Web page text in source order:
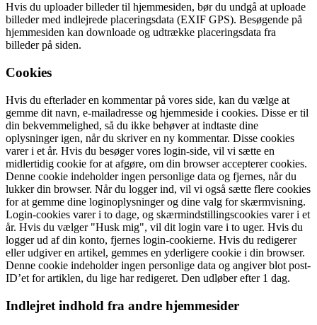
Hvis du uploader billeder til hjemmesiden, bør du undgå at uploade
billeder med indlejrede placeringsdata (EXIF GPS). Besøgende på
hjemmesiden kan downloade og udtrække placeringsdata fra
billeder på siden.
Cookies
Hvis du efterlader en kommentar på vores side, kan du vælge at
gemme dit navn, e-mailadresse og hjemmeside i cookies. Disse er til
din bekvemmelighed, så du ikke behøver at indtaste dine
oplysninger igen, når du skriver en ny kommentar. Disse cookies
varer i et år. Hvis du besøger vores login-side, vil vi sætte en
midlertidig cookie for at afgøre, om din browser accepterer cookies.
Denne cookie indeholder ingen personlige data og fjernes, når du
lukker din browser. Når du logger ind, vil vi også sætte flere cookies
for at gemme dine loginoplysninger og dine valg for skærmvisning.
Login-cookies varer i to dage, og skærmindstillingscookies varer i et
år. Hvis du vælger "Husk mig", vil dit login vare i to uger. Hvis du
logger ud af din konto, fjernes login-cookierne. Hvis du redigerer
eller udgiver en artikel, gemmes en yderligere cookie i din browser.
Denne cookie indeholder ingen personlige data og angiver blot post-
ID’et for artiklen, du lige har redigeret. Den udløber efter 1 dag.
Indlejret indhold fra andre hjemmesider